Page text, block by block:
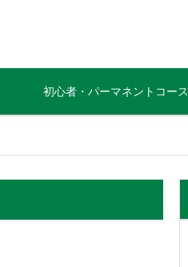
初心者・パーマネントコース